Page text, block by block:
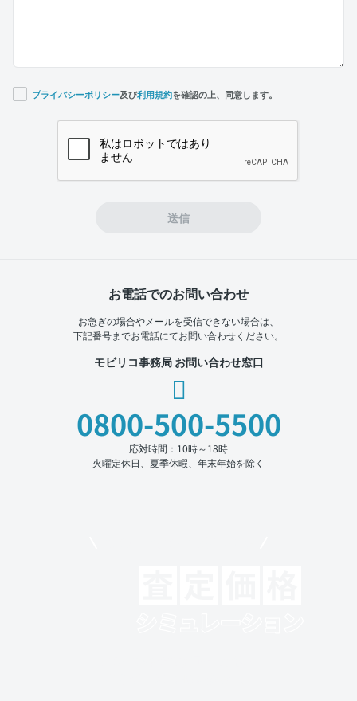
プライバシーポリシー及び利用規約を確認の上、同意します。
送信
お電話でのお問い合わせ
お急ぎの場合やメールを受信できない場合は、
下記番号までお電話にてお問い合わせください。
モビリコ事務局 お問い合わせ窓口
0800-500-5500
応対時間：10時～18時
火曜定休日、夏季休暇、年末年始を除く